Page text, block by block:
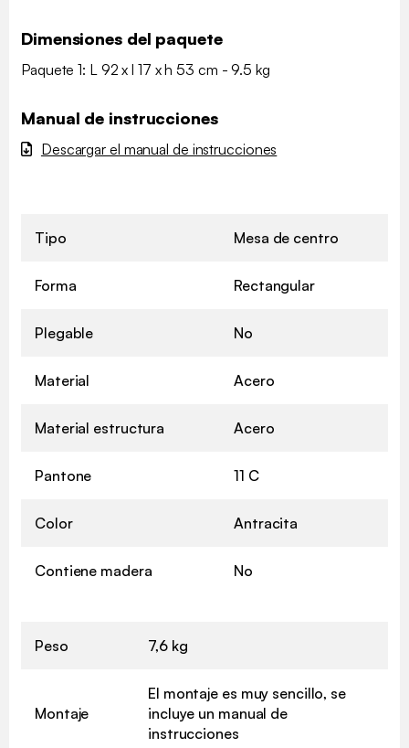
Dimensiones del paquete
Paquete 1: L 92 x l 17 x h 53 cm - 9.5 kg
Manual de instrucciones
Descargar el manual de instrucciones
Tipo Mesa de centro
Forma Rectangular
Plegable No
Material Acero
Material estructura Acero
Pantone 11 C
Color Antracita
Contiene madera No
Peso 7,6 kg
Montaje
El montaje es muy sencillo, se
incluye un manual de
instrucciones